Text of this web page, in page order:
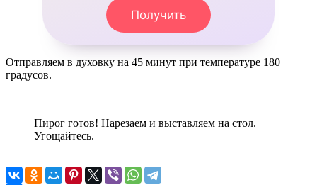
Получить
Отправляем в духовку на 45 минут при температуре 180
градусов.
Пирог готов! Нарезаем и выставляем на стол.
Угощайтесь.